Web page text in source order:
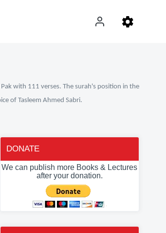
with 111 verses. The surah's position in the
of Tasleem Ahmed Sabri.
DONATE
We can publish more Books & Lectures
after your donation.